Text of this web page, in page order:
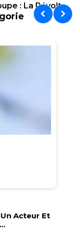
: La Révolt...
Acteur Et